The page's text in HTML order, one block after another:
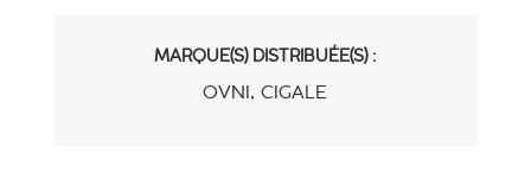
MARQUE(S) DISTRIBUÉE(S) :
OVNI, CIGALE